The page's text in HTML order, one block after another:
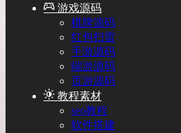
游戏源码
棋牌源码
红包扫雷
手游源码
端游源码
页游源码
教程素材
seo教程
软件搭建